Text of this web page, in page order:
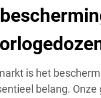
is het
belang. Onze